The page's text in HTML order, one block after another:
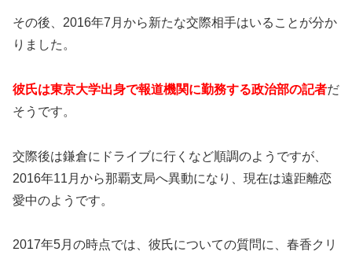
その後、2016年7月から新たな交際相手はいることが分か
りました。
彼氏は東京大学出身で報道機関に勤務する政治部の記者だ
そうです。
交際後は鎌倉にドライブに行くなど順調のようですが、
2016年11月から那覇支局へ異動になり、現在は遠距離恋
愛中のようです。
2017年5月の時点では、彼氏についての質問に、春香クリ